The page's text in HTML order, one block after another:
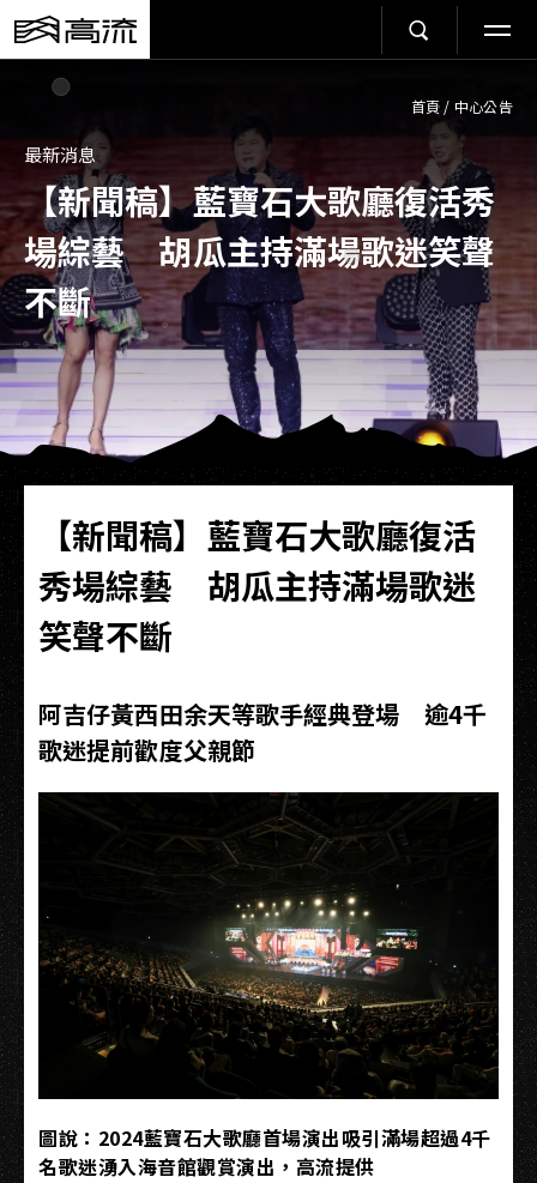
首頁 / 中心公告
最新消息
【新聞稿】藍寶石大歌廳復活秀
場綜藝 胡瓜主持滿場歌迷笑聲
不斷
【新聞稿】藍寶石大歌廳復活
秀場綜藝 胡瓜主持滿場歌迷
笑聲不斷
阿吉仔黃西田余天等歌手經典登場 逾4千
歌迷提前歡度父親節
圖說：2024藍寶石大歌廳首場演出吸引滿場超過4千
名歌迷湧入海音館觀賞演出，高流提供